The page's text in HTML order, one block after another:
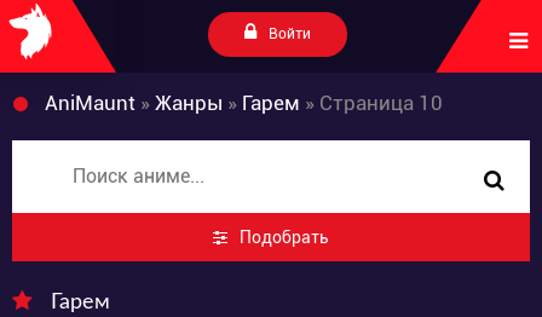
Войти
AniMaunt » Жанры » Гарем » Страница 10
Подобрать
Гарем